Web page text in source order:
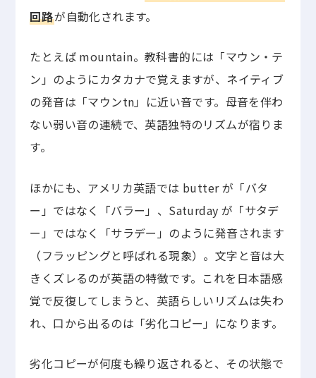
回路が自動化されます。
たとえば mountain。教科書的には「マウン・テ
ン」のようにカタカナで覚えますが、ネイティブ
の発音は「マウンtn」に近い音です。母音を伴わ
ない弱い音の連続で、英語独特のリズムが宿りま
す。
ほかにも、アメリカ英語では butter が「バタ
ー」ではなく「バラー」、Saturday が「サタデ
ー」ではなく「サラデー」のように発音されます
（フラッピングと呼ばれる現象）。文字と音は大
きくズレるのが英語の特徴です。これを日本語感
覚で反復してしまうと、英語らしいリズムは失わ
れ、口から出るのは「劣化コピー」になります。
劣化コピーが何度も繰り返されると、その状態で